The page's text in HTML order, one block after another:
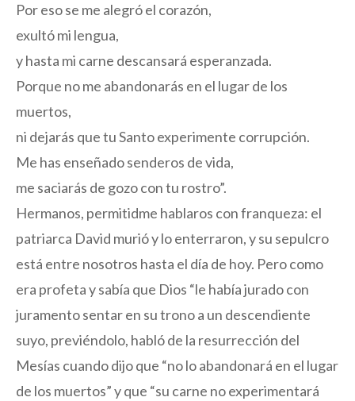
Por eso se me alegró el corazón,
exultó mi lengua,
y hasta mi carne descansará esperanzada.
Porque no me abandonarás en el lugar de los
muertos,
ni dejarás que tu Santo experimente corrupción.
Me has enseñado senderos de vida,
me saciarás de gozo con tu rostro”.
Hermanos, permitidme hablaros con franqueza: el
patriarca David murió y lo enterraron, y su sepulcro
está entre nosotros hasta el día de hoy. Pero como
era profeta y sabía que Dios “le había jurado con
juramento sentar en su trono a un descendiente
suyo, previéndolo, habló de la resurrección del
Mesías cuando dijo que “no lo abandonará en el lugar
de los muertos” y que “su carne no experimentará